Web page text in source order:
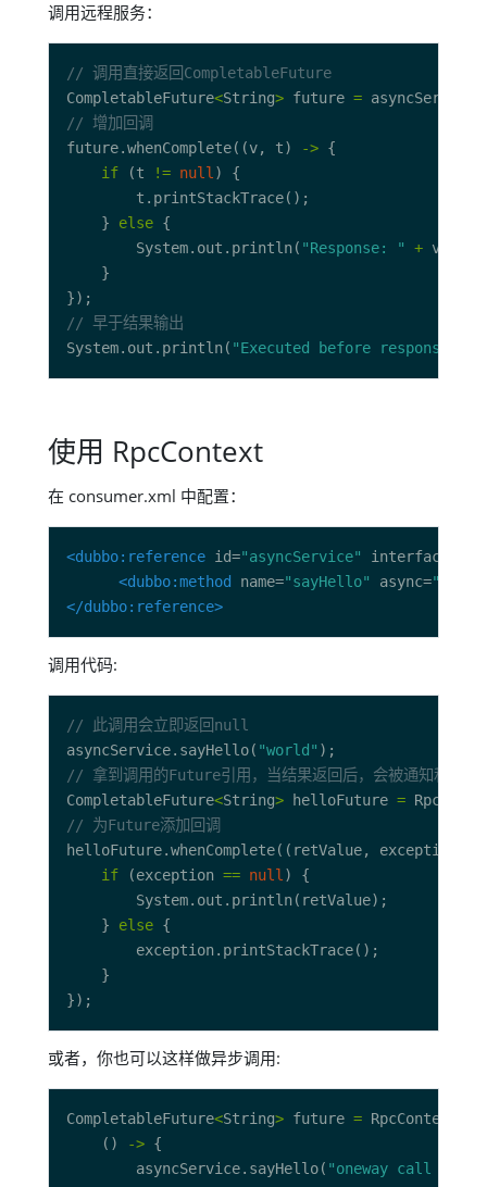
调用远程服务：
// 调用直接返回CompletableFuture
CompletableFuture<String> future =
// 增加回调
future.whenComplete((v, t)
->
if (t != null
    }
else
        System.out.println(
"Response: " +
// 早于结果输出
System.out.println( "Executed before response
使用 RpcContext
在 consumer.xml 中配置：
<dubbo:reference id="asyncService" interface=
<dubbo:method
name="sayHello" async="true"
</dubbo:reference>
调用代码:
// 此调用会立即返回null
asyncService.sayHello( "world"
// 拿到调用的Future引用，当结果返回后，会被通知和设
CompletableFuture<String> helloFuture =
// 为Future添加回调
helloFuture.whenComplete((retValue, exception)
if (exception == null
    }
else
或者，你也可以这样做异步调用:
CompletableFuture<String> future =
    ()
->
        asyncService.sayHello(
"oneway call